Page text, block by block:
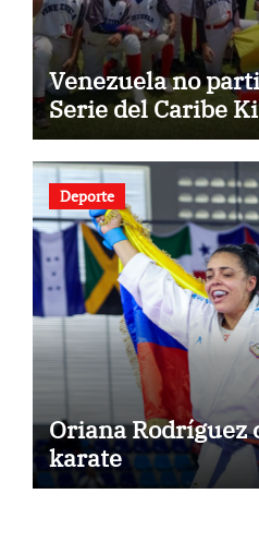
Venezuela no
Serie del Caribe
Deporte
Oriana Rodríguez
karate